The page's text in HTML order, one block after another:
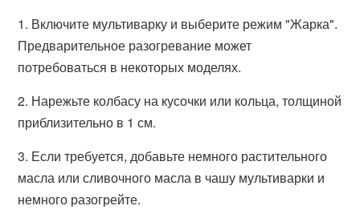
1. Включите мультиварку и выберите режим "Жарка".
Предварительное разогревание может
потребоваться в некоторых моделях.
2. Нарежьте колбасу на кусочки или кольца, толщиной
приблизительно в 1 см.
3. Если требуется, добавьте немного растительного
масла или сливочного масла в чашу мультиварки и
немного разогрейте.